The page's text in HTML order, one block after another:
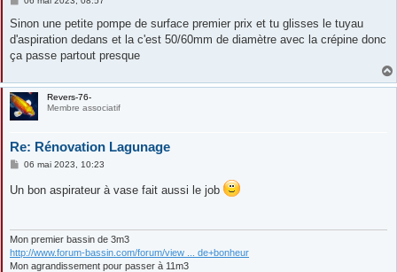
s
a
g
Sinon une petite pompe de surface premier prix et tu glisses le tuyau
d'aspiration dedans et la c'est 50/60mm de diamètre avec la crépine donc
ça passe partout presque
Revers-76-
Membre associatif
Re: Rénovation Lagunage
M
s
06 mai 2023, 10:23
Un bon aspirateur à vase fait aussi le job
Mon premier bassin de 3m3
http://www.forum-bassin.com/forum/view ... de+bonheur
Mon agrandissement pour passer à 11m3